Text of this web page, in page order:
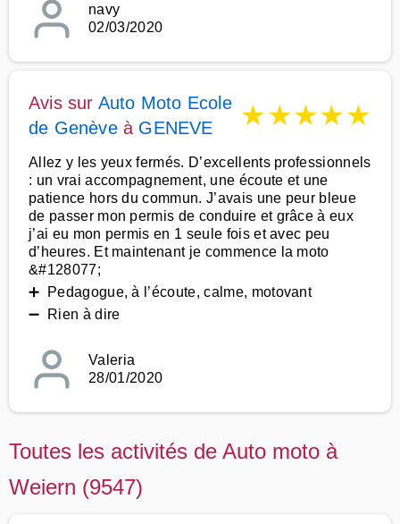
navy
02/03/2020
Avis sur Auto Moto Ecole
de Genèveà GENEVE ★★★★★
Allez y les yeux fermés. D’excellents professionnels
: un vrai accompagnement, une écoute et une
patience hors du commun. J’avais une peur bleue
de passer mon permis de conduire et grâce à eux
j’ai eu mon permis en 1 seule fois et avec peu
d’heures. Et maintenant je commence la moto
&#128077;
➕ Pedagogue, à l’écoute, calme, motovant
➖ Rien à dire
Valeria
28/01/2020
Toutes les activités de Auto moto à
Weiern (9547)